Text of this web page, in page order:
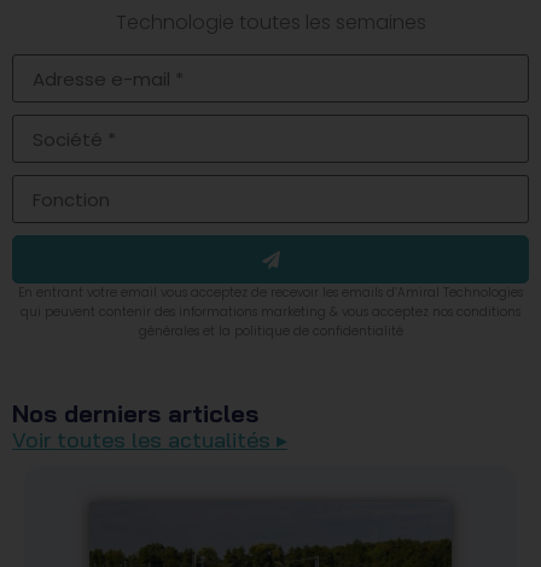
Technologie toutes les semaines
En entrant votre email vous acceptez de recevoir les emails d’Amiral Technologies
qui peuvent contenir des informations marketing & vous acceptez nos conditions
générales et la politique de confidentialité
Nos derniers articles
Voir toutes les actualités ▸